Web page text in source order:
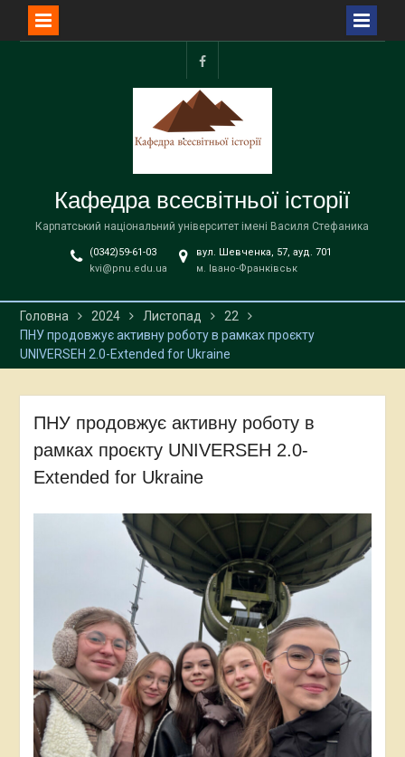
facebook
Кафедра всесвітньої історії
Карпатський національний університет імені Василя Стефаника
(0342)59-61-03
kvi@pnu.edu.ua
вул. Шевченка, 57, ауд. 701
м. Івано-Франківськ
Головна 2024 Листопад
22
ПНУ продовжує активну роботу в рамках проєкту
UNIVERSEH 2.0-Extended for Ukraine
ПНУ продовжує активну роботу в
рамках проєкту UNIVERSEH 2.0-
Extended for Ukraine